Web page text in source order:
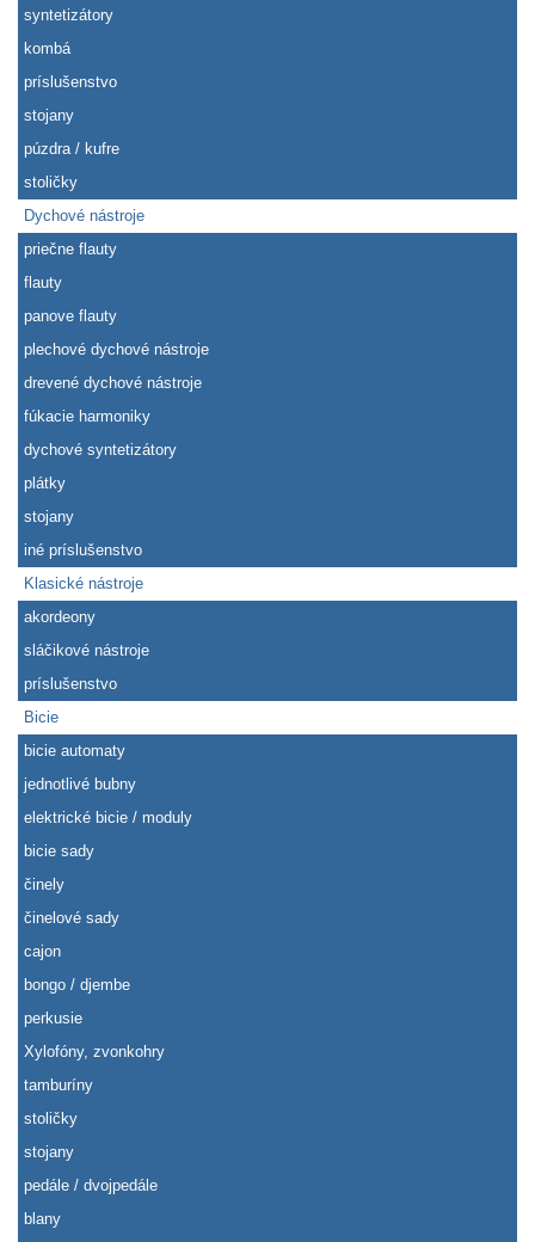
syntetizátory
kombá
príslušenstvo
stojany
púzdra / kufre
stoličky
Dychové nástroje
priečne flauty
flauty
panove flauty
plechové dychové nástroje
drevené dychové nástroje
fúkacie harmoniky
dychové syntetizátory
plátky
stojany
iné príslušenstvo
Klasické nástroje
akordeony
sláčikové nástroje
príslušenstvo
Bicie
bicie automaty
jednotlivé bubny
elektrické bicie / moduly
bicie sady
činely
činelové sady
cajon
bongo / djembe
perkusie
Xylofóny, zvonkohry
tamburíny
stoličky
stojany
pedále / dvojpedále
blany